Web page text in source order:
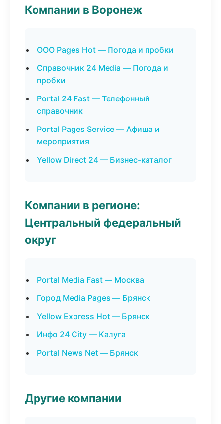
Компании в Воронеж
ООО Pages Hot — Погода и пробки
Справочник 24 Media — Погода и
пробки
Portal 24 Fast — Телефонный
справочник
Portal Pages Service — Афиша и
мероприятия
Yellow Direct 24 — Бизнес-каталог
Компании в регионе:
Центральный федеральный
округ
Portal Media Fast — Москва
Город Media Pages — Брянск
Yellow Express Hot — Брянск
Инфо 24 City — Калуга
Portal News Net — Брянск
Другие компании